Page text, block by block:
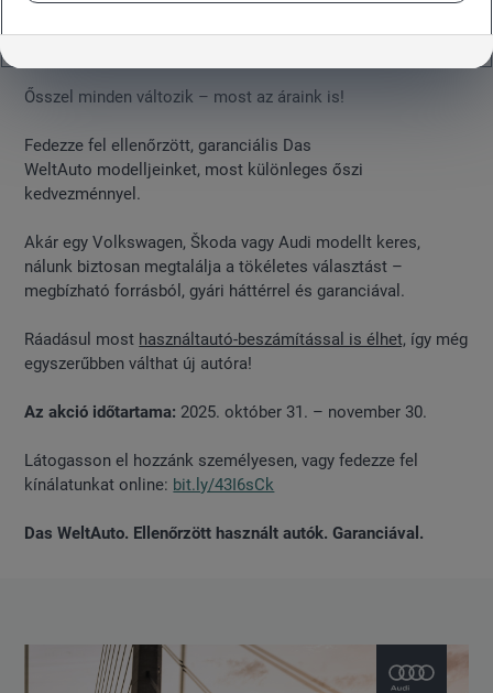
Ősszel minden változik – most az áraink is!
Fedezze fel ellenőrzött, garanciális Das
WeltAuto modelljeinket, most különleges őszi
kedvezménnyel.
Akár egy Volkswagen, Škoda vagy Audi modellt keres,
nálunk biztosan megtalálja a tökéletes választást –
megbízható forrásból, gyári háttérrel és garanciával.
Ráadásul most használtautó-beszámítással is élhet, így még
egyszerűbben válthat új autóra!
Az akció időtartama: 2025. október 31. – november 30.
Látogasson el hozzánk személyesen, vagy fedezze fel
kínálatunkat online: bit.ly/43I6sCk
Das WeltAuto. Ellenőrzött használt autók. Garanciával.